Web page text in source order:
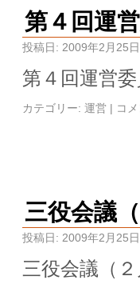
第４回運
投稿日: 2009年2月25日
第４回運営
カテゴリー: 運営 | コ
三役会議
投稿日: 2009年2月25日
三役会議（